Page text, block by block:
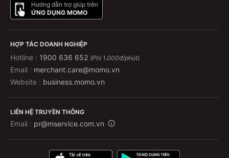
Hướng dẫn trợ giúp trên
ỨNG DỤNG MOMO
HỢP TÁC DOANH NGHIỆP
Hotline : 1900 636 652 (Phí 1.000đ/phút)
Email : merchant.care@momo.vn
Website : business.momo.vn
LIÊN HỆ TRUYỀN THÔNG
Email : pr@mservice.com.vn